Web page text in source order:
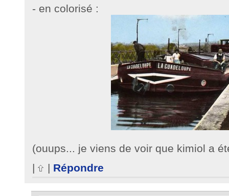
- en colorisé :
(ouups... je viens de voir que kimiol a
|
| Répondre